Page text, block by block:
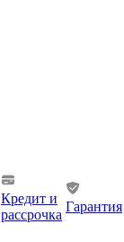
Кредит и
рассрочка
Гарантия